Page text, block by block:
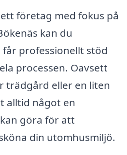
företag med fokus på
kan du
professionellt stöd
processen. Oavsett
trädgård eller en liten
alltid något en
göra för att
din utomhusmiljö.